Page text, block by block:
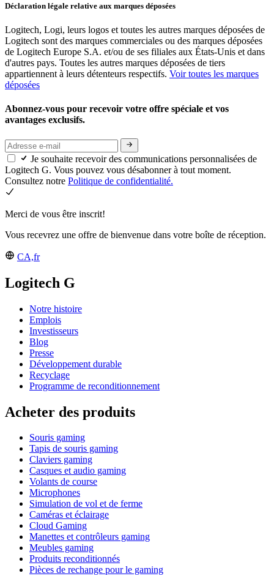
Déclaration légale relative aux marques déposées
Logitech, Logi, leurs logos et toutes les autres marques déposées de
Logitech sont des marques commerciales ou des marques déposées
de Logitech Europe S.A. et/ou de ses filiales aux États-Unis et dans
d'autres pays. Toutes les autres marques déposées de tiers
appartiennent à leurs détenteurs respectifs. Voir toutes les marques
déposées
Abonnez-vous pour recevoir votre offre spéciale et vos
avantages exclusifs.
Je souhaite recevoir des communications personnalisées de
Logitech G. Vous pouvez vous désabonner à tout moment.
Consultez notre Politique de confidentialité.
Merci de vous être inscrit!
Vous recevrez une offre de bienvenue dans votre boîte de réception.
CA,fr
Logitech G
Notre histoire
Emplois
Investisseurs
Blog
Presse
Développement durable
Recyclage
Programme de reconditionnement
Acheter des produits
Souris gaming
Tapis de souris gaming
Claviers gaming
Casques et audio gaming
Volants de course
Microphones
Simulation de vol et de ferme
Caméras et éclairage
Cloud Gaming
Manettes et contrôleurs gaming
Meubles gaming
Produits reconditionnés
Pièces de rechange pour le gaming